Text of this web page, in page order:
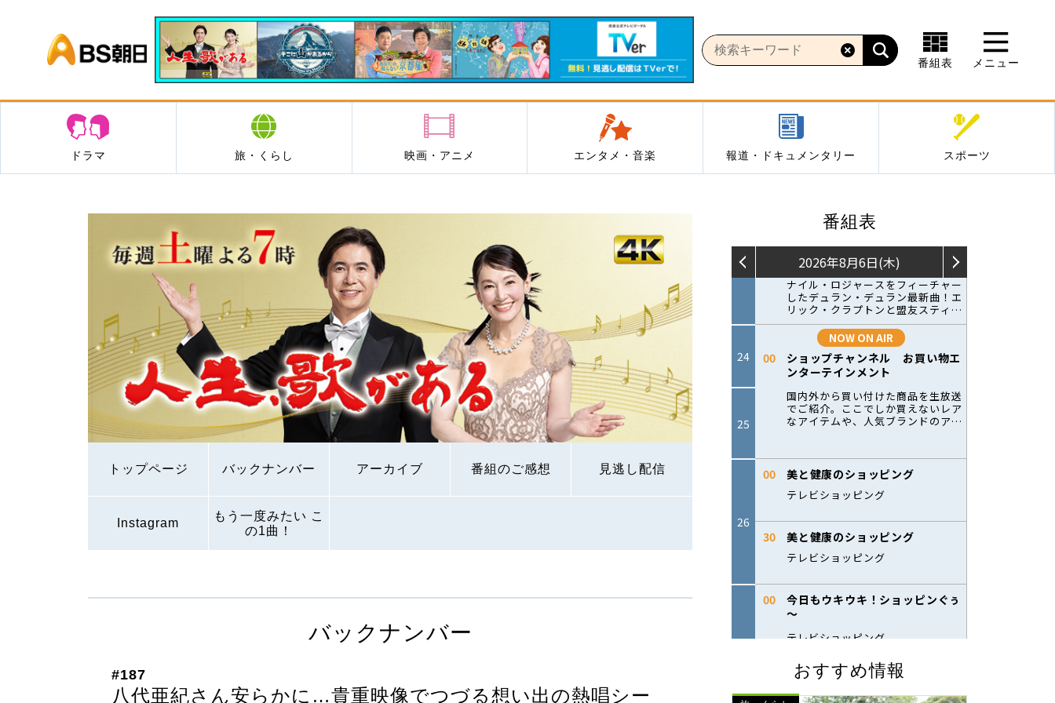
BS朝日
番組表 メニュー
ドラマ 旅・くらし 映画・アニメ エンタメ・音楽 報道・ドキュメンタリー スポーツ
トップページ バックナンバー アーカイブ 番組のご感想 見逃し配信
Instagram
もう一度みたい こ
の1曲！
番組表
おすすめ情報
バックナンバー
#187
八代亜紀さん安らかに…貴重映像でつづる想い出の熱唱シー